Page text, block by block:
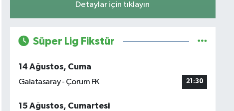
Detaylar için tıklayın
Süper Lig Fikstür
14 Ağustos, Cuma
Galatasaray - Çorum FK
21:30
15 Ağustos, Cumartesi